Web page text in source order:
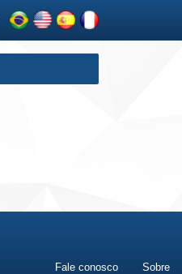
Fale conosco Sobre